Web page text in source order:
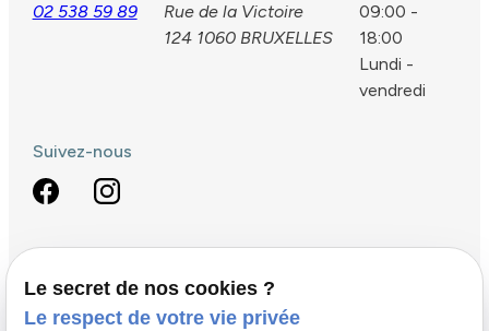
02 538 59 89
Rue de la Victoire
124 1060 BRUXELLES
09:00 -
18:00
Lundi -
vendredi
Suivez-nous
Droit fiscal
Droit pénal
Le secret de nos cookies ?
Le respect de votre vie privée